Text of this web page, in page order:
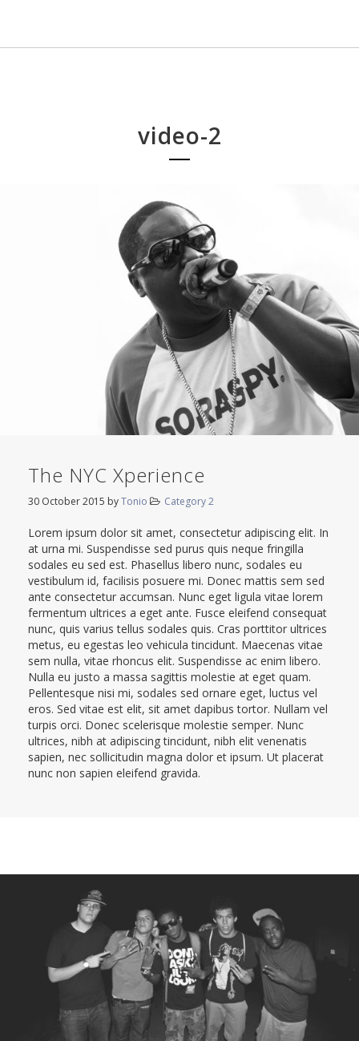
video-2
The NYC Xperience
30 October 2015 byTonio Category 2
Lorem ipsum dolor sit amet, consectetur adipiscing elit. In
at urna mi. Suspendisse sed purus quis neque fringilla
sodales eu sed est. Phasellus libero nunc, sodales eu
vestibulum id, facilisis posuere mi. Donec mattis sem sed
ante consectetur accumsan. Nunc eget ligula vitae lorem
fermentum ultrices a eget ante. Fusce eleifend consequat
nunc, quis varius tellus sodales quis. Cras porttitor ultrices
metus, eu egestas leo vehicula tincidunt. Maecenas vitae
sem nulla, vitae rhoncus elit. Suspendisse ac enim libero.
Nulla eu justo a massa sagittis molestie at eget quam.
Pellentesque nisi mi, sodales sed ornare eget, luctus vel
eros. Sed vitae est elit, sit amet dapibus tortor. Nullam vel
turpis orci. Donec scelerisque molestie semper. Nunc
ultrices, nibh at adipiscing tincidunt, nibh elit venenatis
sapien, nec sollicitudin magna dolor et ipsum. Ut placerat
nunc non sapien eleifend gravida.